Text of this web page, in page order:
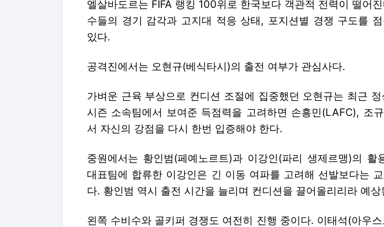
엘살바도르는 FIFA 랭킹 100위로 한국보다 객관적 전력이 떨어
수들의 경기 감각과 고지대 적응 상태, 포지션별 경쟁 구도를
있다.
공격진에서는 오현규(베식타시)의 출전 여부가 관심사다.
가벼운 근육 부상으로 컨디션 조절에 집중했던 오현규는 최근
시즌 소속팀에서 보여준 득점력을 고려하면 손흥민(LAFC), 조
서 자신의 강점을 다시 한번 입증해야 한다.
중원에서는 황인범(페예노르트)과 이강인(파리 생제르맹)의 활
대표팀에 합류한 이강인은 긴 이동 여파를 고려해 선발보다는
다. 황인범 역시 출전 시간을 늘리며 컨디션을 끌어올리리라 예상
왼쪽 수비수와 골키퍼 경쟁도 여전히 진행 중이다. 이태석(아우